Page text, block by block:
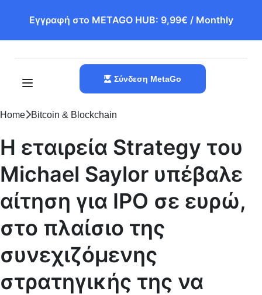
Εγγραφή στο METAGO HUB: 9,99€ / Monthly
Σύνδεση MetaGo
Home Bitcoin & Blockchain
Η εταιρεία Strategy του
Michael Saylor υπέβαλε
αίτηση για IPO σε ευρώ,
στο πλαίσιο της
συνεχιζόμενης
στρατηγικής της να